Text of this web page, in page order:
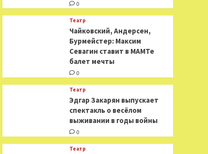
0
Театр
​​Чайковский, Андерсен,
Бурмейстер: Максим
Севагин ставит в МАМТе
балет мечты
0
Театр
Эдгар Закарян выпускает
спектакль о весёлом
выживании в годы войны
0
Театр